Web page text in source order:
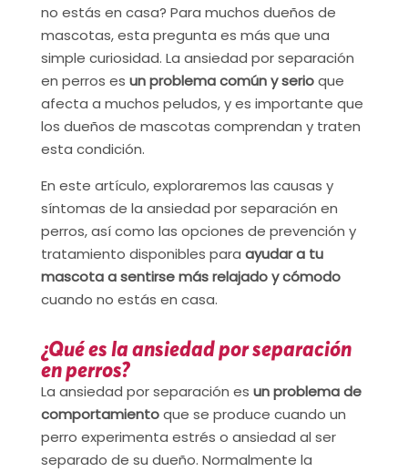
no estás en casa? Para muchos dueños de
mascotas, esta pregunta es más que una
simple curiosidad. La ansiedad por separación
en perros es un problema común y serioque
afecta a muchos peludos, y es importante que
los dueños de mascotas comprendan y traten
esta condición.
En este artículo, exploraremos las causas y
síntomas de la ansiedad por separación en
perros, así como las opciones de prevención y
tratamiento disponibles para ayudar a tu
mascota a sentirse más relajado y cómodo
cuando no estás en casa.
¿Qué es la ansiedad por separación
en perros?
La ansiedad por separación es un problema de
comportamientoque se produce cuando un
perro experimenta estrés o ansiedad al ser
separado de su dueño. Normalmente la